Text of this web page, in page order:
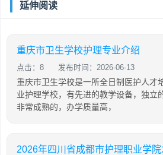
延伸阅读
重庆市卫生学校护理专业介绍
点击：8 发布时间：2026-06-13
重庆市卫生学校是一所全日制医护人才
业护理学校，有先进的教学设备，独立
非常成熟的，办学质量高，
2026年四川省成都市护理职业学